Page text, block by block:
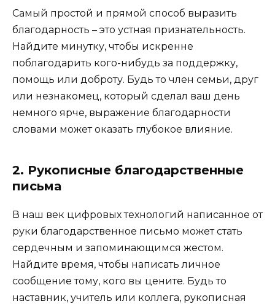
Самый простой и прямой способ выразить
благодарность – это устная признательность.
Найдите минутку, чтобы искренне
поблагодарить кого-нибудь за поддержку,
помощь или доброту. Будь то член семьи, друг
или незнакомец, который сделал ваш день
немного ярче, выражение благодарности
словами может оказать глубокое влияние.
2. Рукописные благодарственные
письма
В наш век цифровых технологий написанное от
руки благодарственное письмо может стать
сердечным и запоминающимся жестом.
Найдите время, чтобы написать личное
сообщение тому, кого вы цените. Будь то
наставник, учитель или коллега, рукописная